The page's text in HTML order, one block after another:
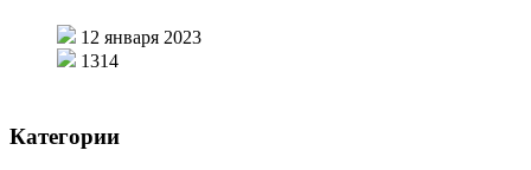
12 января 2023
1314
Категории